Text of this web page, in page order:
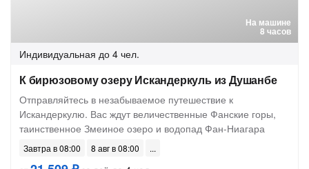
На машине
8 часов
Индивидуальная до 4 чел.
К бирюзовому озеру Искандеркуль из Душанбе
Отправляйтесь в незабываемое путешествие к
Искандеркулю. Вас ждут величественные Фанские горы,
таинственное Змеиное озеро и водопад Фан-Ниагара
Завтра в 08:00
8 авг в 08:00